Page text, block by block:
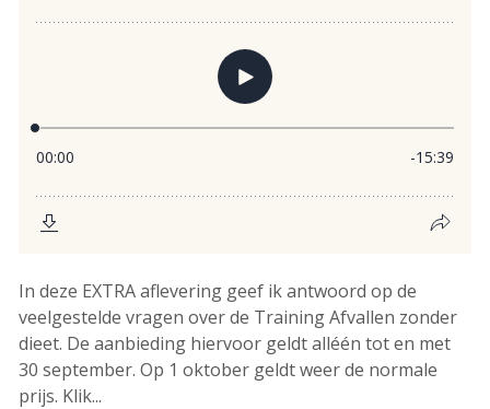
In deze EXTRA aflevering geef ik antwoord op de
veelgestelde vragen over de Training Afvallen zonder
dieet. De aanbieding hiervoor geldt alléén tot en met
30 september. Op 1 oktober geldt weer de normale
prijs. Klik...